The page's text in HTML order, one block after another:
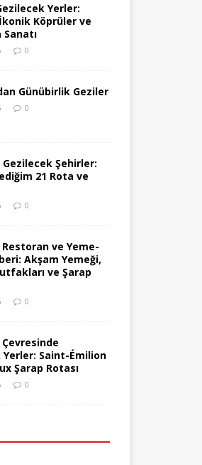
Yerler:
Köprüler ve
0
Günübirlik Geziler
0
Gezilecek Şehirler:
21 Rota ve
0
ve Yeme-
Akşam Yemeği,
ve Şarap
0
Yerler: Saint-Émilion
Şarap Rotası
0